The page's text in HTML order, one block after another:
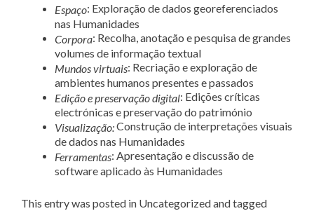
Espaço: Exploração de dados georeferenciados
nas Humanidades
Corpora: Recolha, anotação e pesquisa de grandes
volumes de informação textual
Mundos virtuais: Recriação e exploração de
ambientes humanos presentes e passados
Edição e preservação digital: Edições críticas
electrónicas e preservação do património
Visualização:Construção de interpretações visuais
de dados nas Humanidades
Ferramentas: Apresentação e discussão de
software aplicado às Humanidades
This entry was posted in Uncategorized and tagged